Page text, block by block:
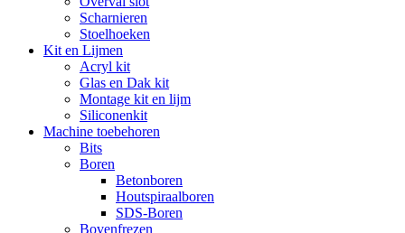
Scharnieren
Stoelhoeken
Kit en Lijmen
Acryl kit
Glas en Dak kit
Montage kit en lijm
Siliconenkit
Machine toebehoren
Bits
Boren
Betonboren
Houtspiraalboren
SDS-Boren
Bovenfrezen